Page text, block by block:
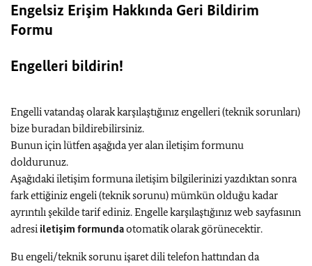
Engelsiz Erişim Hakkında Geri Bildirim
Formu
Engelleri bildirin!
Engelli vatandaş olarak karşılaştığınız engelleri (teknik sorunları)
bize buradan bildirebilirsiniz.
Bunun için lütfen aşağıda yer alan iletişim formunu
doldurunuz.
Aşağıdaki iletişim formuna iletişim bilgilerinizi yazdıktan sonra
fark ettiğiniz engeli (teknik sorunu) mümkün olduğu kadar
ayrıntılı şekilde tarif ediniz. Engelle karşılaştığınız web sayfasının
adresi iletişim formundaotomatik olarak görünecektir.
Bu engeli/teknik sorunu işaret dili telefon hattından da